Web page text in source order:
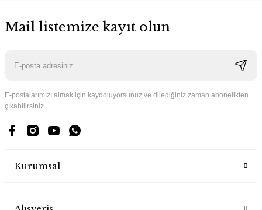
Mail listemize kayıt olun
E-postalarımızı almak için kaydoluyorsunuz ve dilediğiniz zaman abonelikten
çıkabilirsiniz.
Kurumsal